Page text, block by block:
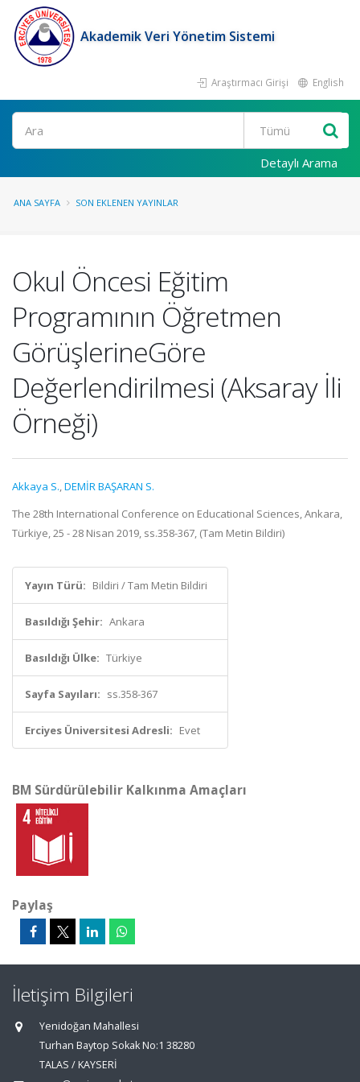
Akademik Veri Yönetim Sistemi
Araştırmacı Girişi English
Ara
Detaylı Arama
ANA SAYFA SON EKLENEN YAYINLAR
Okul Öncesi Eğitim
Programının Öğretmen
GörüşlerineGöre
Değerlendirilmesi (Aksaray İli
Örneği)
Akkaya S.,DEMİR BAŞARAN S.
The 28th International Conference on Educational Sciences, Ankara,
Türkiye, 25 - 28 Nisan 2019, ss.358-367, (Tam Metin Bildiri)
Yayın Türü: Bildiri / Tam Metin Bildiri
Basıldığı Şehir: Ankara
Basıldığı Ülke: Türkiye
Sayfa Sayıları: ss.358-367
Erciyes Üniversitesi Adresli: Evet
BM Sürdürülebilir Kalkınma Amaçları
Paylaş
İletişim Bilgileri
Yenidoğan Mahallesi
Turhan Baytop Sokak No:1 38280
TALAS / KAYSERİ